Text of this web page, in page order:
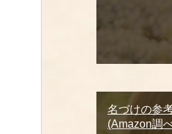
名づけの参
(Amazon調